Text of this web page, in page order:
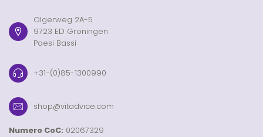
Olgerweg 2A-5
9723 ED Groningen
Paesi Bassi
+31-(0)85-1300990
shop@vitadvice.com
Numero CoC: 02067329